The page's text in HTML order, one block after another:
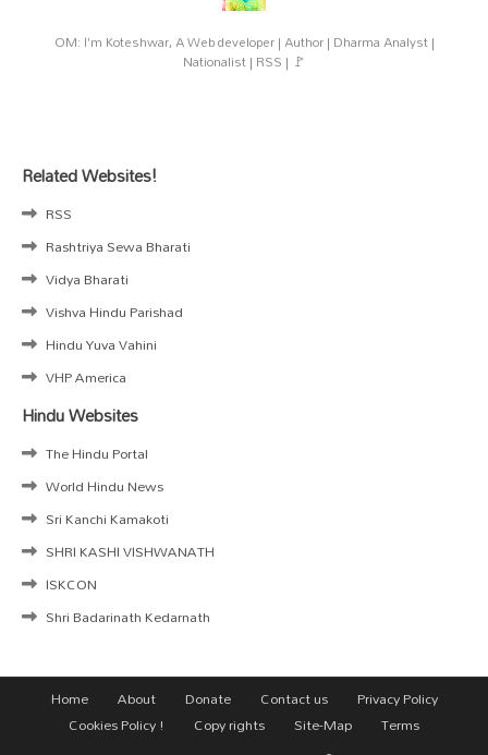
OM: I'm Koteshwar, A Web developer | Author | Dharma Analyst |
Nationalist | RSS | 🚩
Related Websites!
RSS
Rashtriya Sewa Bharati
Vidya Bharati
Vishva Hindu Parishad
Hindu Yuva Vahini
VHP America
Hindu Websites
The Hindu Portal
World Hindu News
Sri Kanchi Kamakoti
SHRI KASHI VISHWANATH
ISKCON
Shri Badarinath Kedarnath
Home About Donate Contact us
Privacy Policy
Cookies Policy !
Copy rights Site-Map Terms